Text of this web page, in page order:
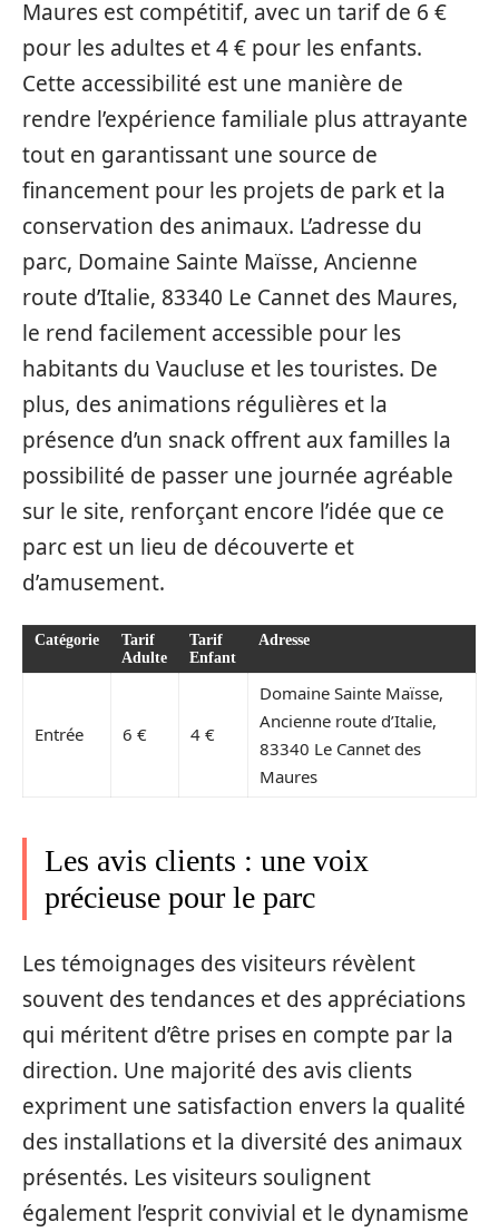
Maures est compétitif, avec un tarif de 6 €
pour les adultes et 4 € pour les enfants.
Cette accessibilité est une manière de
rendre l’expérience familiale plus attrayante
tout en garantissant une source de
financement pour les projets de park et la
conservation des animaux. L’adresse du
parc, Domaine Sainte Maïsse, Ancienne
route d’Italie, 83340 Le Cannet des Maures,
le rend facilement accessible pour les
habitants du Vaucluse et les touristes. De
plus, des animations régulières et la
présence d’un snack offrent aux familles la
possibilité de passer une journée agréable
sur le site, renforçant encore l’idée que ce
parc est un lieu de découverte et
d’amusement.
Catégorie
Tarif
Adulte
Tarif
Enfant
Adresse
Entrée 6 € 4 €
Domaine Sainte Maïsse,
Ancienne route d’Italie,
83340 Le Cannet des
Maures
Les avis clients : une voix
précieuse pour le parc
Les témoignages des visiteurs révèlent
souvent des tendances et des appréciations
qui méritent d’être prises en compte par la
direction. Une majorité des avis clients
expriment une satisfaction envers la qualité
des installations et la diversité des animaux
présentés. Les visiteurs soulignent
également l’esprit convivial et le dynamisme